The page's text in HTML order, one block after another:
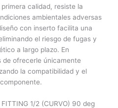
calidad, resiste la
ambientales adversas
con inserto facilita una
el riesgo de fugas y
a largo plazo. En
de ofrecerle únicamente
la compatibilidad y el
1/2 (CURVO) 90 deg